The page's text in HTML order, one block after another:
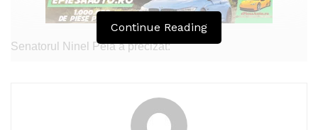
Senatorul Ninel Peia a precizat:
care pregăteau o invazie dinspre Giurgiu spre Brașov în
Continue Reading